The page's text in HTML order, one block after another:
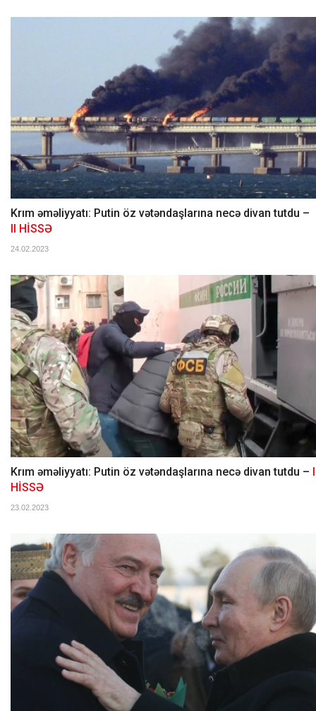
Krım əməliyyatı: Putin öz vətəndaşlarına necə divan tutdu –
II HİSSƏ
24.02.2023
Krım əməliyyatı: Putin öz vətəndaşlarına necə divan tutdu – I
HİSSƏ
23.02.2023